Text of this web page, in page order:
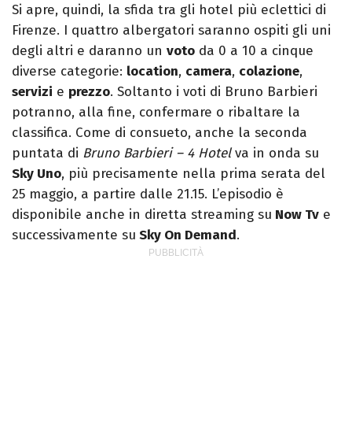
Si apre, quindi, la sfida tra gli hotel più eclettici di
Firenze. I quattro albergatori saranno ospiti gli uni
degli altri e daranno un voto da 0 a 10 a cinque
diverse categorie: location, camera, colazione,
servizi e prezzo. Soltanto i voti di Bruno Barbieri
potranno, alla fine, confermare o ribaltare la
classifica. Come di consueto, anche la seconda
puntata di Bruno Barbieri – 4 Hotelva in onda su
Sky Uno, più precisamente nella prima serata del
25 maggio, a partire dalle 21.15. L’episodio è
disponibile anche in diretta streaming su Now Tv e
successivamente su Sky On Demand.